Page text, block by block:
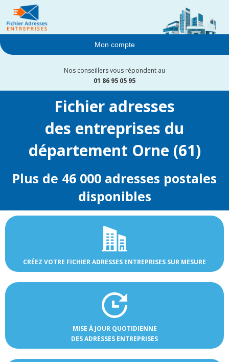
Mon compte
Nos conseillers vous répondent au
01 86 95 05 95
Fichier adresses
des entreprises du
département Orne (61)
Plus de 46 000 adresses postales
disponibles
CRÉEZ VOTRE FICHIER ADRESSES ENTREPRISES SUR MESURE
MISE À JOUR QUOTIDIENNE
DES ADRESSES ENTREPRISES